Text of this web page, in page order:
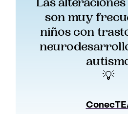
son muy
niños con
💡